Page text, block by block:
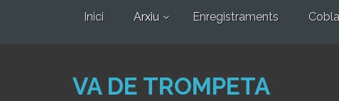
Inici Arxiu Enregistraments
VA DE TROMPETA